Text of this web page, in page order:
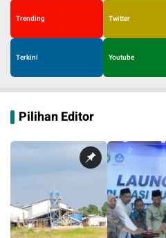
Trending Twitter
Terkini Youtube
Pilihan Editor